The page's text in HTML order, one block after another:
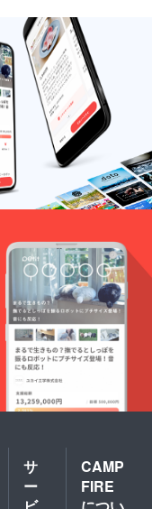
サ
ー
CAMP
FIRE